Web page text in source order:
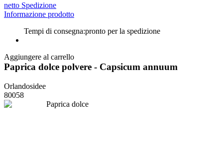
netto Spedizione
Informazione prodotto
Tempi di consegna:pronto per la spedizione
Aggiungere al carrello
Paprica dolce polvere - Capsicum annuum
Orlandosidee
80058